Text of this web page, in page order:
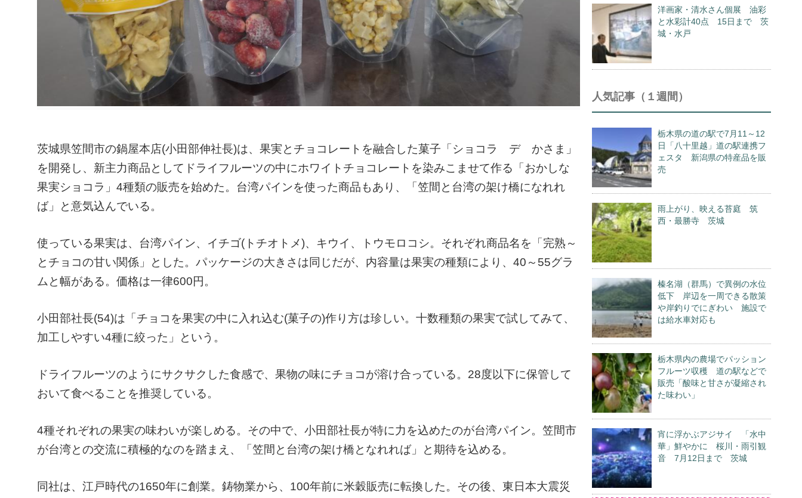
茨城県笠間市の鍋屋本店(小田部伸社長)は、果実とチョコレートを融合した菓子「ショコラ デ かさま」
を開発し、新主力商品としてドライフルーツの中にホワイトチョコレートを染みこませて作る「おかしな
果実ショコラ」4種類の販売を始めた。台湾パインを使った商品もあり、「笠間と台湾の架け橋になれれ
ば」と意気込んでいる。
使っている果実は、台湾パイン、イチゴ(トチオトメ)、キウイ、トウモロコシ。それぞれ商品名を「完熟～
とチョコの甘い関係」とした。パッケージの大きさは同じだが、内容量は果実の種類により、40～55グラ
ムと幅がある。価格は一律600円。
小田部社長(54)は「チョコを果実の中に入れ込む(菓子の)作り方は珍しい。十数種類の果実で試してみて、
加工しやすい4種に絞った」という。
ドライフルーツのようにサクサクした食感で、果物の味にチョコが溶け合っている。28度以下に保管して
おいて食べることを推奨している。
4種それぞれの果実の味わいが楽しめる。その中で、小田部社長が特に力を込めたのが台湾パイン。笠間市
が台湾との交流に積極的なのを踏まえ、「笠間と台湾の架け橋となれれば」と期待を込める。
同社は、江戸時代の1650年に創業。鋳物業から、100年前に米穀販売に転換した。その後、東日本大震災
洋画家・清水さん個展 油彩
と水彩計40点 15日まで 茨
城・水戸
人気記事（１週間）
栃木県の道の駅で7月11～12
日「八十里越」道の駅連携フ
ェスタ 新潟県の特産品を販
売
雨上がり、映える苔庭 筑
西・最勝寺 茨城
榛名湖（群馬）で異例の水位
低下 岸辺を一周できる散策
や岸釣りでにぎわい 施設で
は給水車対応も
栃木県内の農場でパッション
フルーツ収穫 道の駅などで
販売「酸味と甘さが凝縮され
た味わい」
宵に浮かぶアジサイ 「水中
華」鮮やかに 桜川・雨引観
音 7月12日まで 茨城